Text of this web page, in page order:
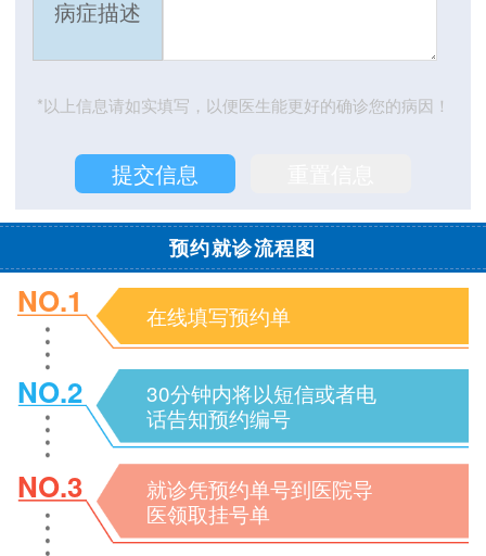
病症描述
*以上信息请如实填写，以便医生能更好的确诊您的病因！
预约就诊流程图
NO.1 在线填写预约单
NO.2
30分钟内将以短信或者电
话告知预约编号
NO.3
就诊凭预约单号到医院导
医领取挂号单